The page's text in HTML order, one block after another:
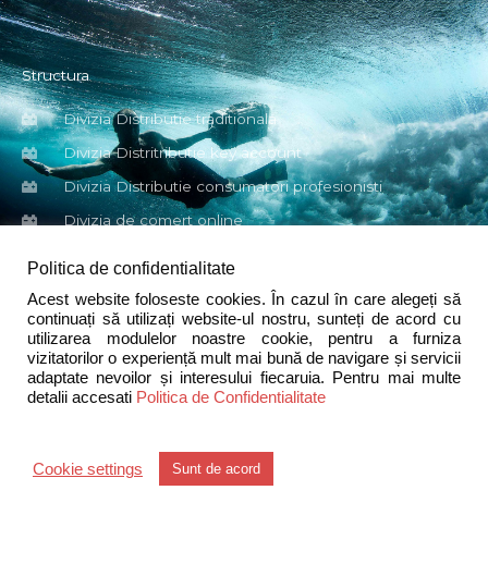
Structura
Divizia Distributie traditionala
Divizia Distritributie key account
Divizia Distributie consumatori profesionisti
Divizia de comert online
Contact
Sprinter 2000 S.A.
tel. +40-268-472333
Politica de confidentialitate
Acest website foloseste cookies. În cazul în care alegeți să
continuați să utilizați website-ul nostru, sunteți de acord cu
utilizarea modulelor noastre cookie, pentru a furniza
vizitatorilor o experiență mult mai bună de navigare și servicii
adaptate nevoilor și interesului fiecaruia. Pentru mai multe
detalii accesati Politica de Confidentialitate
Cookie settings Sunt de acord